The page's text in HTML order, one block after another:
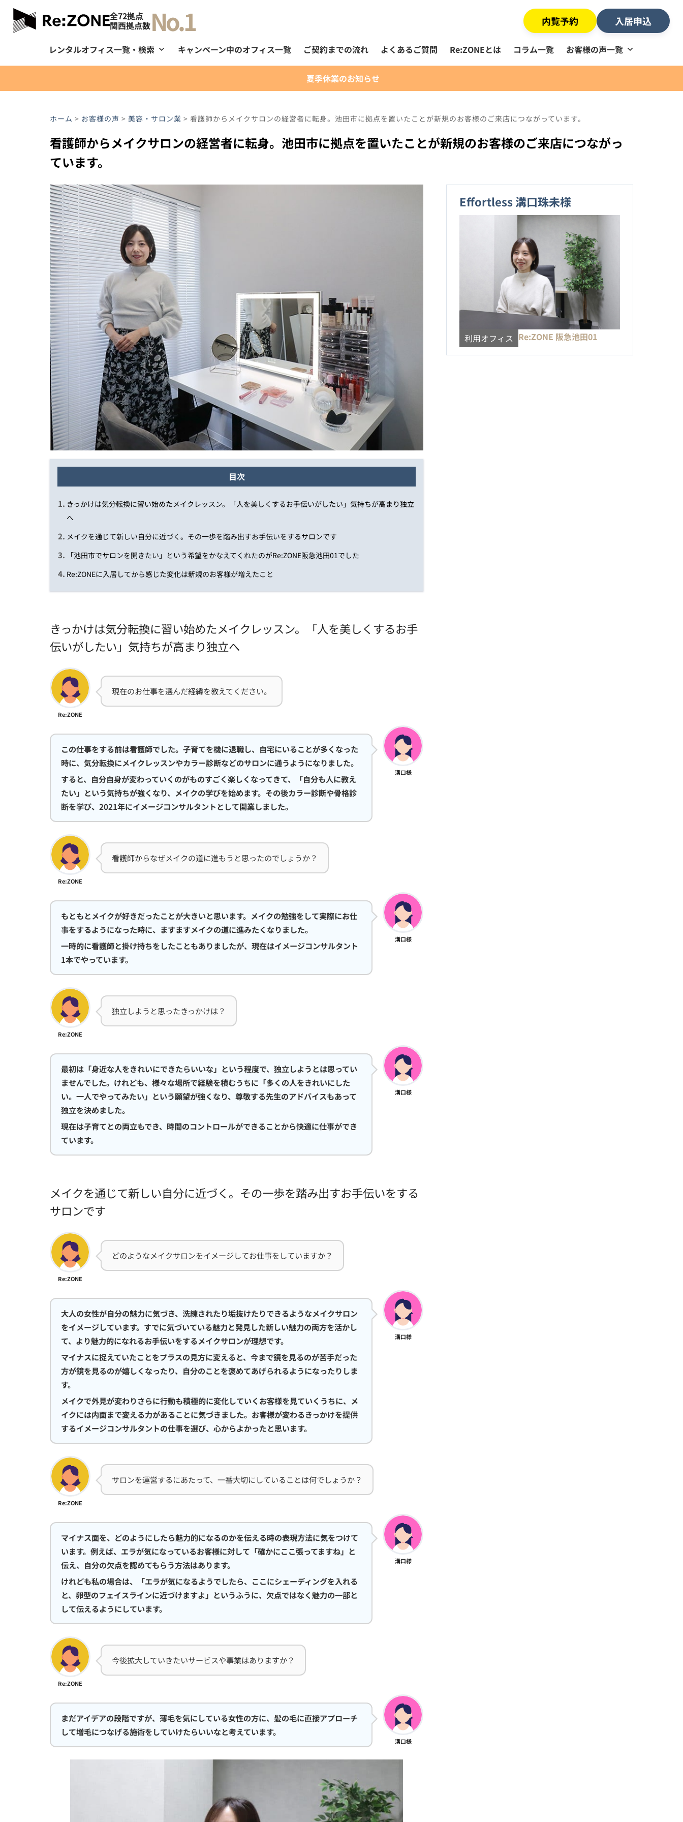
全72拠点
関西拠点数No.1 内覧予約 入居申込
レンタルオフィス一覧・検索 キャンペーン中のオフィス一覧 ご契約までの流れ よくあるご質問 Re:ZONEとは コラム一覧 お客様の声一覧
夏季休業のお知らせ
ホーム > お客様の声 > 美容・サロン業 > 看護師からメイクサロンの経営者に転身。池田市に拠点を置いたことが新規のお客様のご来店につながっています。
看護師からメイクサロンの経営者に転身。池田市に拠点を置いたことが新規のお客様のご来店につながっ
ています。
Effortless 溝口珠未様
利用オフィス Re:ZONE 阪急池田01
目次
きっかけは気分転換に習い始めたメイクレッスン。「人を美しくするお手伝いがしたい」気持ちが高まり独立
へ
メイクを通じて新しい自分に近づく。その一歩を踏み出すお手伝いをするサロンです
「池田市でサロンを開きたい」という希望をかなえてくれたのがRe:ZONE阪急池田01でした
Re:ZONEに入居してから感じた変化は新規のお客様が増えたこと
きっかけは気分転換に習い始めたメイクレッスン。「人を美しくするお手
伝いがしたい」気持ちが高まり独立へ
Re:ZONE
現在のお仕事を選んだ経緯を教えてください。
溝口様
この仕事をする前は看護師でした。子育てを機に退職し、自宅にいることが多くなった
時に、気分転換にメイクレッスンやカラー診断などのサロンに通うようになりました。
すると、自分自身が変わっていくのがものすごく楽しくなってきて、「自分も人に教え
たい」という気持ちが強くなり、メイクの学びを始めます。その後カラー診断や骨格診
断を学び、2021年にイメージコンサルタントとして開業しました。
Re:ZONE
看護師からなぜメイクの道に進もうと思ったのでしょうか？
溝口様
もともとメイクが好きだったことが大きいと思います。メイクの勉強をして実際にお仕
事をするようになった時に、ますますメイクの道に進みたくなりました。
一時的に看護師と掛け持ちをしたこともありましたが、現在はイメージコンサルタント
1本でやっています。
Re:ZONE
独立しようと思ったきっかけは？
溝口様
最初は「身近な人をきれいにできたらいいな」という程度で、独立しようとは思ってい
ませんでした。けれども、様々な場所で経験を積むうちに「多くの人をきれいにした
い。一人でやってみたい」という願望が強くなり、尊敬する先生のアドバイスもあって
独立を決めました。
現在は子育てとの両立もでき、時間のコントロールができることから快適に仕事ができ
ています。
メイクを通じて新しい自分に近づく。その一歩を踏み出すお手伝いをする
サロンです
Re:ZONE
どのようなメイクサロンをイメージしてお仕事をしていますか？
溝口様
大人の女性が自分の魅力に気づき、洗練されたり垢抜けたりできるようなメイクサロン
をイメージしています。すでに気づいている魅力と発見した新しい魅力の両方を活かし
て、より魅力的になれるお手伝いをするメイクサロンが理想です。
マイナスに捉えていたことをプラスの見方に変えると、今まで鏡を見るのが苦手だった
方が鏡を見るのが嬉しくなったり、自分のことを褒めてあげられるようになったりしま
す。
メイクで外見が変わりさらに行動も積極的に変化していくお客様を見ていくうちに、メ
イクには内面まで変える力があることに気づきました。お客様が変わるきっかけを提供
するイメージコンサルタントの仕事を選び、心からよかったと思います。
Re:ZONE
サロンを運営するにあたって、一番大切にしていることは何でしょうか？
溝口様
マイナス面を、どのようにしたら魅力的になるのかを伝える時の表現方法に気をつけて
います。例えば、エラが気になっているお客様に対して「確かにここ張ってますね」と
伝え、自分の欠点を認めてもらう方法はあります。
けれども私の場合は、「エラが気になるようでしたら、ここにシェーディングを入れる
と、卵型のフェイスラインに近づけますよ」というふうに、欠点ではなく魅力の一部と
して伝えるようにしています。
Re:ZONE
今後拡大していきたいサービスや事業はありますか？
溝口様
まだアイデアの段階ですが、薄毛を気にしている女性の方に、髪の毛に直接アプローチ
して増毛につなげる施術をしていけたらいいなと考えています。